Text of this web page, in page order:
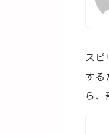
スピ
する
ら、